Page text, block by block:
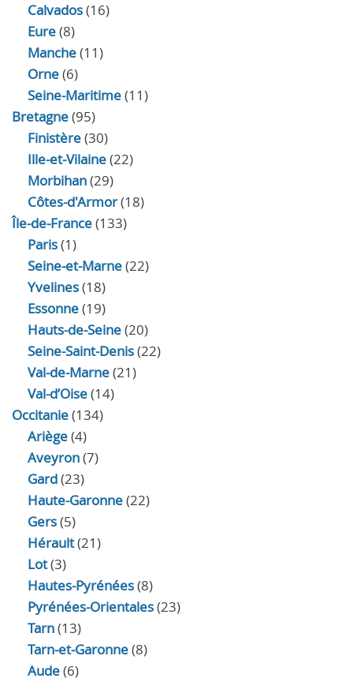
Calvados(16)
Eure(8)
Manche(11)
Orne(6)
Seine-Maritime(11)
Bretagne(95)
Finistère(30)
Ille-et-Vilaine(22)
Morbihan(29)
Côtes-d'Armor(18)
Île-de-France(133)
Paris(1)
Seine-et-Marne(22)
Yvelines(18)
Essonne(19)
Hauts-de-Seine(20)
Seine-Saint-Denis(22)
Val-de-Marne(21)
Val-d’Oise(14)
Occitanie(134)
Ariège(4)
Aveyron(7)
Gard(23)
Haute-Garonne(22)
Gers(5)
Hérault(21)
Lot(3)
Hautes-Pyrénées(8)
Pyrénées-Orientales(23)
Tarn(13)
Tarn-et-Garonne(8)
Aude(6)